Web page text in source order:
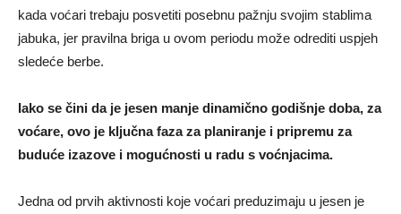
kada voćari trebaju posvetiti posebnu pažnju svojim stablima
jabuka, jer pravilna briga u ovom periodu može odrediti uspjeh
sledeće berbe.
Iako se čini da je jesen manje dinamično godišnje doba, za
voćare, ovo je ključna faza za planiranje i pripremu za
buduće izazove i mogućnosti u radu s voćnjacima.
Jedna od prvih aktivnosti koje voćari preduzimaju u jesen je